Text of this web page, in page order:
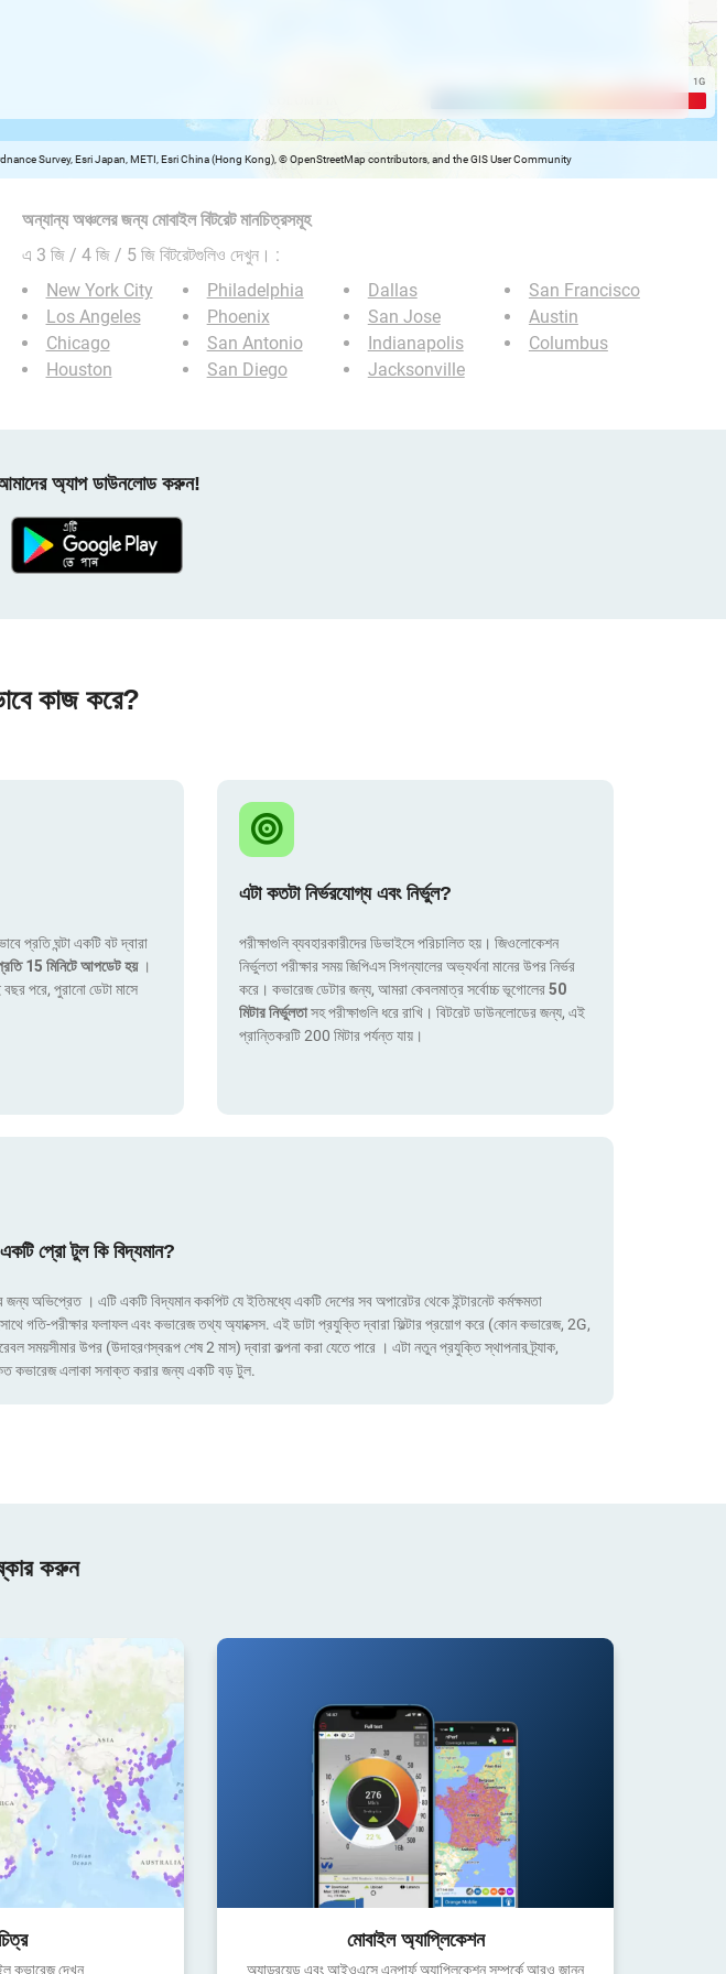
Survey, Esri Japan, METI, Esri China (Hong Kong), © OpenStreetMap contributors, and the GIS User Community
অন্যান্য অঞ্চলের জন্য মোবাইল বিটরেট মানচিত্রসমূহ
এ 3 জি / 4 জি / 5 জি বিটরেটগুলিও দেখুন। :
New York City
Los Angeles
Chicago
Houston
Philadelphia
Phoenix
San Antonio
San Diego
Dallas
San Jose
Indianapolis
Jacksonville
San Francisco
Austin
Columbus
অ্যাপ ডাউনলোড করুন!
কাজ করে?
প্রতি ঘন্টা একটি বট দ্বারা
15 মিনিটে আপডেট হয় ।
পরে, পুরানো ডেটা মাসে
এটা কতটা নির্ভরযোগ্য এবং নির্ভুল?
পরীক্ষাগুলি ব্যবহারকারীদের ডিভাইসে পরিচালিত হয়। জিওলোকেশন
নির্ভুলতা পরীক্ষার সময় জিপিএস সিগন্যালের অভ্যর্থনা মানের উপর নির্ভর
করে। কভারেজ ডেটার জন্য, আমরা কেবলমাত্র সর্বোচ্চ ভূগোলের50
মিটার নির্ভুলতাসহ পরীক্ষাগুলি ধরে রাখি। বিটরেট ডাউনলোডের জন্য, এই
প্রান্তিকরটি 200 মিটার পর্যন্ত যায়।
প্রো টুল কি বিদ্যমান?
অভিপ্রেত । এটি একটি বিদ্যমান ককপিট যে ইতিমধ্যে একটি দেশের সব অপারেটর থেকে ইন্টারনেট কর্মক্ষমতা
গতি-পরীক্ষার ফলাফল এবং কভারেজ তথ্য অ্যাক্সেস. এই ডাটা প্রযুক্তি দ্বারা ফিল্টার প্রয়োগ করে (কোন কভারেজ, 2G,
সময়সীমার উপর (উদাহরণস্বরূপ শেষ 2 মাস) দ্বারা কল্পনা করা যেতে পারে । এটা নতুন প্রযুক্তি স্থাপনার ট্র্যাক,
কভারেজ এলাকা সনাক্ত করার জন্য একটি বড় টুল.
করুন
কভারেজ দেখুন
মোবাইল অ্যাপ্লিকেশন
অ্যান্ড্রয়েড এবং আইওএসে এনপার্ফ অ্যাপ্লিকেশন সম্পর্কে আরও জানুন